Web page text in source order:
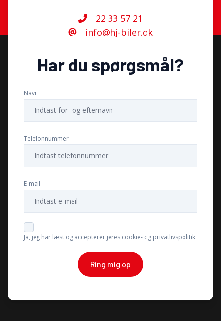
22 33 57 21
info@hj-biler.dk
Har du spørgsmål?
Navn
Telefonnummer
E-mail
Ja, jeg har læst og accepterer jeres cookie- og privatlivspolitik
Ring mig op